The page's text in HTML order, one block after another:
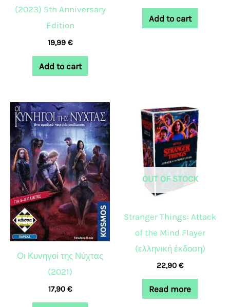
(2023) 5th Anniversary
Edition
19,99 €
Add to cart
Add to cart
Οι Κυνηγοί της Νύχτας
(2021)
17,90 €
OUT OF STOCK
Stranger Things: Attack
of the Mind Flayer
(ελληνική έκδοση)
22,90 €
Read more